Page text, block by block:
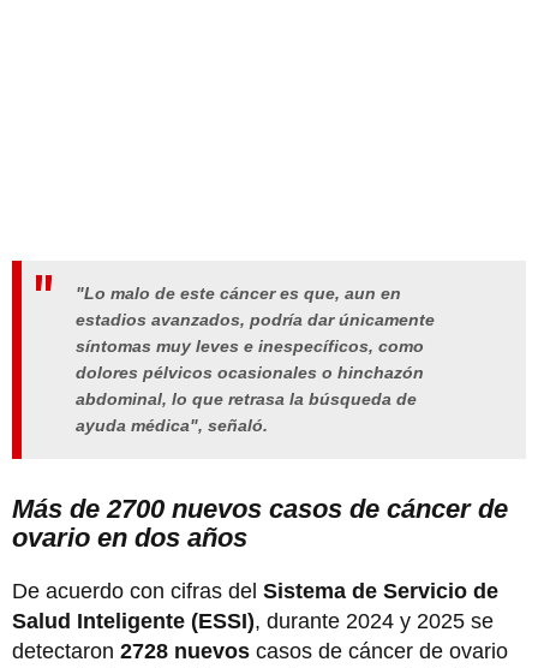
"Lo malo de este cáncer es que, aun en
estadios avanzados, podría dar únicamente
síntomas muy leves e inespecíficos, como
dolores pélvicos ocasionales o hinchazón
abdominal, lo que retrasa la búsqueda de
ayuda médica", señaló.
Más de 2700 nuevos casos de cáncer de
ovario en dos años
De acuerdo con cifras del Sistema de Servicio de
Salud Inteligente (ESSI), durante 2024 y 2025 se
detectaron 2728 nuevos casos de cáncer de ovario